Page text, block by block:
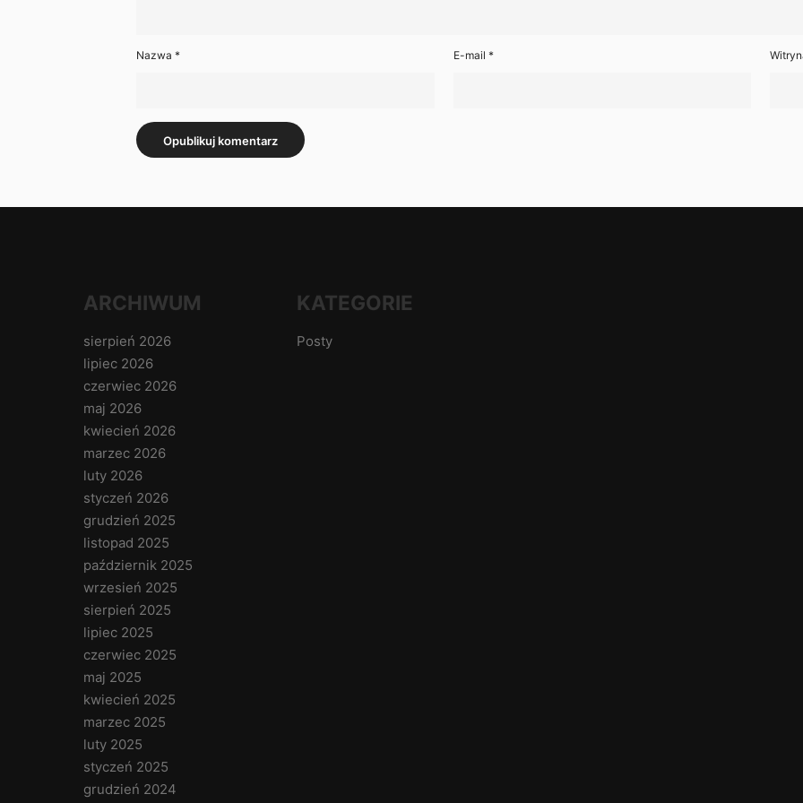
Nazwa * E-mail *
ARCHIWUM
sierpień 2026
lipiec 2026
czerwiec 2026
maj 2026
kwiecień 2026
marzec 2026
luty 2026
styczeń 2026
grudzień 2025
listopad 2025
październik 2025
wrzesień 2025
sierpień 2025
lipiec 2025
czerwiec 2025
maj 2025
kwiecień 2025
marzec 2025
luty 2025
styczeń 2025
grudzień 2024
KATEGORIE
Posty